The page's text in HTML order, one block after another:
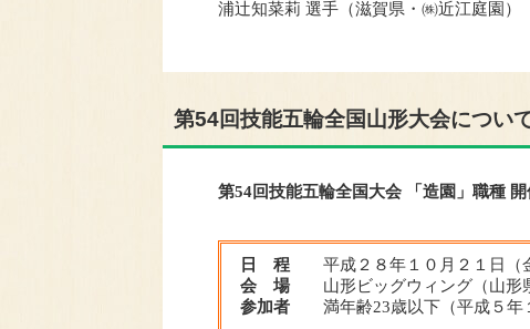
浦辻知菜莉 選手（滋賀県・㈱近江庭園）
第54回技能五輪全国山形大会につい
第54回技能五輪全国大会 「造園」職種 開
日 程 平成２８年１０月２１日（
会 場山形ビッグウィング（山形県
参加者満年齢23歳以下（平成５年